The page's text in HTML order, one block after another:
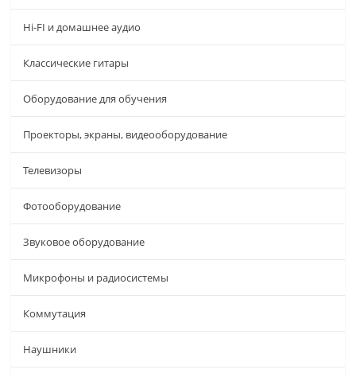
Hi-FI и домашнее аудио
Классические гитары
Оборудование для обучения
Проекторы, экраны, видеооборудование
Телевизоры
Фотооборудование
Звуковое оборудование
Микрофоны и радиосистемы
Коммутация
Наушники